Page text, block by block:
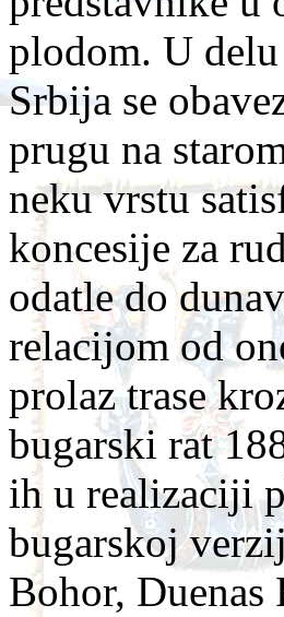
plodom. U
Srbija se
prugu na
neku vrstu
koncesije za
odatle do
relacijom od
prolaz trase
bugarski rat
ih u realizaciji
bugarskoj
Bohor,